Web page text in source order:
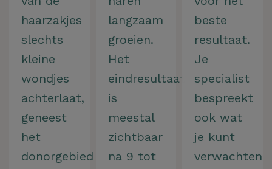
haarzakjes
slechts
kleine
wondjes
achterlaat,
geneest
het
donorgebied
langzaam
groeien.
Het
eindresultaat
is
meestal
zichtbaar
na 9 tot
beste
resultaat.
Je
specialist
bespreekt
ook wat
je kunt
verwachten